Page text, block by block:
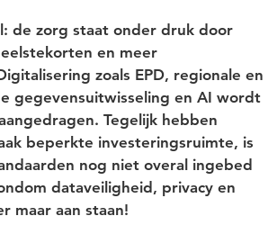
de zorg staat onder druk door
en meer
zoals EPD, regionale en
gegevensuitwisseling en AI wordt
Tegelijk hebben
beperkte investeringsruimte, is
nog niet overal ingebed
dataveiligheid, privacy en
maar aan staan!